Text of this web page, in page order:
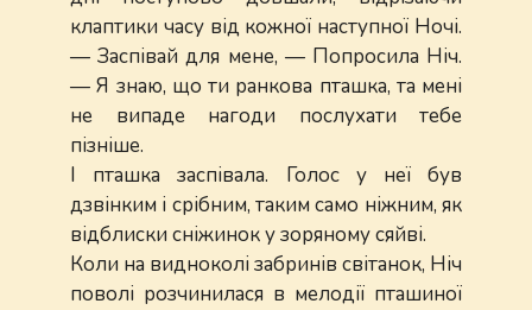
клаптики часу від кожної наступної Ночі.
— Заспівай для мене, — Попросила Ніч.
— Я знаю, що ти ранкова пташка, та мені
не випаде нагоди послухати тебе
пізніше.
І пташка заспівала. Голос у неї був
дзвінким і срібним, таким само ніжним, як
відблиски сніжинок у зоряному сяйві.
Коли на видноколі забринів світанок, Ніч
поволі розчинилася в мелодії пташиної